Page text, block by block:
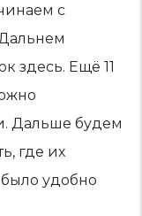
с
здесь. Ещё 11
Дальше будем
где их
было удобно